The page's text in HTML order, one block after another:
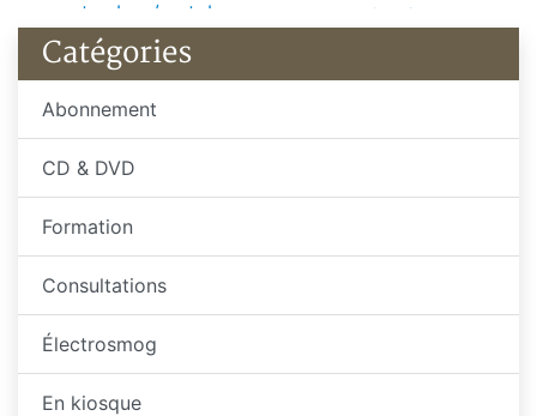
septembre / octobre
1999
juillet / août 1999
Catégories
Abonnement
CD & DVD
Formation
Consultations
Électrosmog
En kiosque